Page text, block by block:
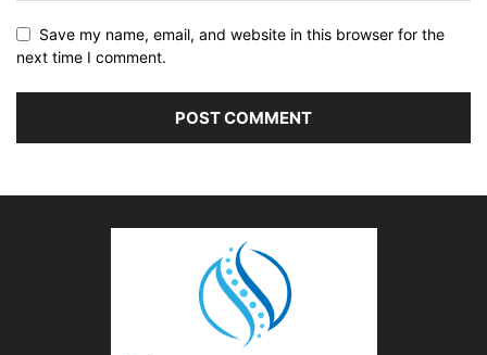
Save my name, email, and website in this browser for the
next time I comment.